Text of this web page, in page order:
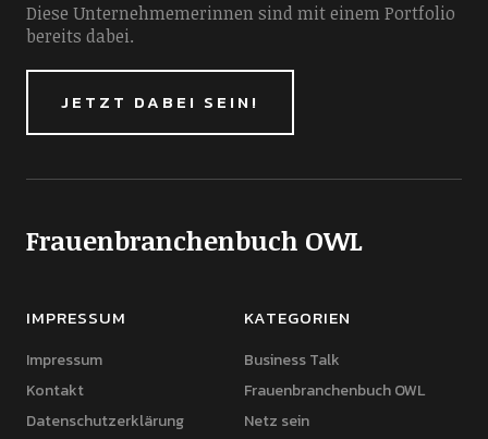
Diese Unternehmemerinnen sind mit einem Portfolio
bereits dabei.
JETZT DABEI SEIN!
Frauenbranchenbuch OWL
IMPRESSUM
Impressum
Kontakt
Datenschutzerklärung
KATEGORIEN
Business Talk
Frauenbranchenbuch OWL
Netz sein